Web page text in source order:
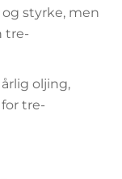
styrke, men
tre-
oljing,
tre-